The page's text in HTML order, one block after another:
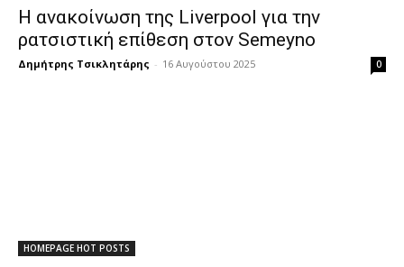
Η ανακοίνωση της Liverpool για την
ρατσιστική επίθεση στον Semeyno
Δημήτρης Τσικλητάρης - 16 Αυγούστου 2025 0
HOMEPAGE HOT POSTS